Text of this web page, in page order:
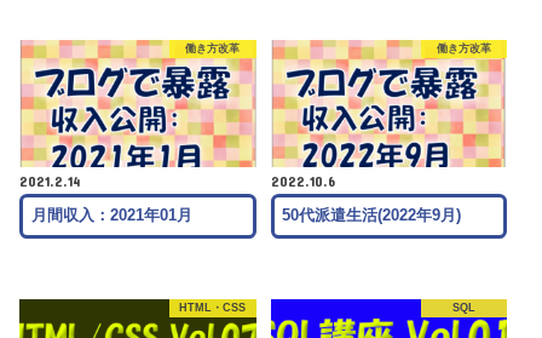
働き方改革
2021.2.14
月間収入：2021年01月
働き方改革
2022.10.6
50代派遣生活(2022年9月)
HTML・CSS SQL